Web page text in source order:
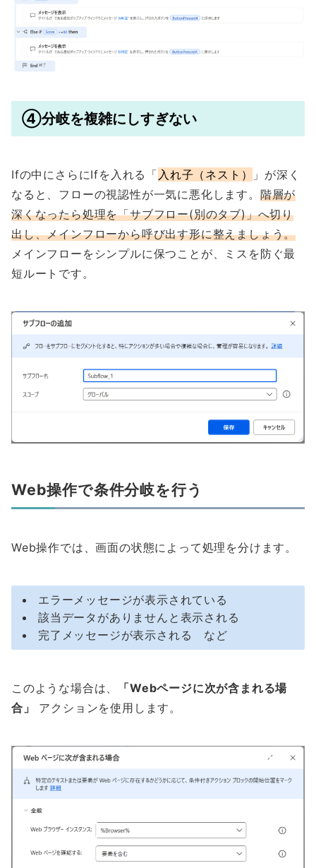
④分岐を複雑にしすぎない
Ifの中にさらにIfを入れる「 入れ子（ネスト）
」が深く
なると、フローの視認性が一気に悪化します。 階層が
深くなったら処理を「サブフロー(別のタブ)」へ切り
出し、メインフローから呼び出す形に整えましょう。
メインフローをシンプルに保つことが、ミスを防ぐ最
短ルートです。
Web操作で条件分岐を行う
Web操作では、画面の状態によって処理を分けます。
エラーメッセージが表示されている
該当データがありませんと表示される
完了メッセージが表示される など
このような場合は、
「Webページに次が含まれる場
合」
アクションを使用します。